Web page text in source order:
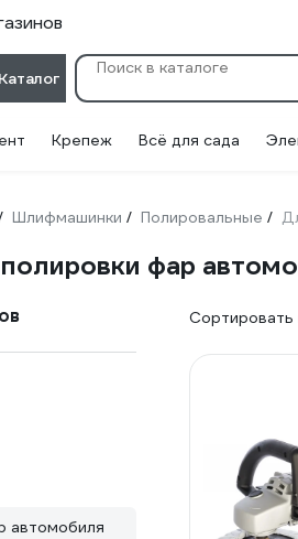
Каталог
Крепеж Всё для сада
Шлифмашинки / Полировальные /
фар
автомобиля
Сортировать